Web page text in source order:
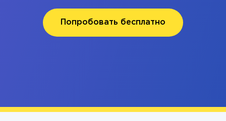
Попробовать бесплатно